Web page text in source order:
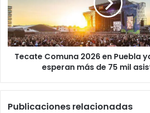
carga
doméstica
Puebla
ya
tiene
fecha;
esperan
más
mil
Tecate Comuna 2026 en Puebla
esperan más de 75 mil
Publicaciones relacionadas